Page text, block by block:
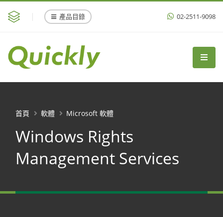
產品目錄 02-2511-9098
Windows Rights
Management Services
首頁 軟體 Microsoft 軟體